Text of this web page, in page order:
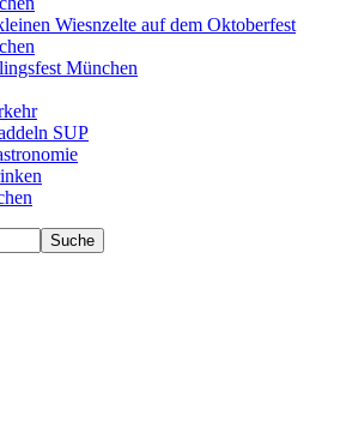
Wiesnzelte auf dem Oktoberfest
München
SUP